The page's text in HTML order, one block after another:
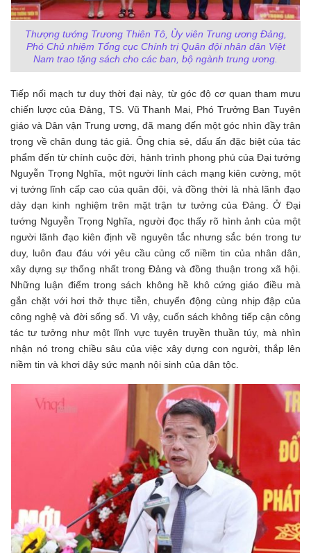
Thượng tướng Trương Thiên Tô, Ủy viên Trung ương Đảng,
Phó Chủ nhiệm Tổng cục Chính trị Quân đội nhân dân Việt
Nam trao tặng sách cho các ban, bộ ngành trung ương.
Tiếp nối mạch tư duy thời đại này, từ góc độ cơ quan tham mưu
chiến lược của Đảng, TS. Vũ Thanh Mai, Phó Trưởng Ban Tuyên
giáo và Dân vận Trung ương, đã mang đến một góc nhìn đầy trân
trọng về chân dung tác giả. Ông chia sẻ, dấu ấn đặc biệt của tác
phẩm đến từ chính cuộc đời, hành trình phong phú của Đại tướng
Nguyễn Trọng Nghĩa, một người lính cách mạng kiên cường, một
vị tướng lĩnh cấp cao của quân đội, và đồng thời là nhà lãnh đạo
dày dạn kinh nghiệm trên mặt trận tư tưởng của Đảng. Ở Đại
tướng Nguyễn Trọng Nghĩa, người đọc thấy rõ hình ảnh của một
người lãnh đạo kiên định về nguyên tắc nhưng sắc bén trong tư
duy, luôn đau đáu với yêu cầu củng cố niềm tin của nhân dân,
xây dựng sự thống nhất trong Đảng và đồng thuận trong xã hội.
Những luận điểm trong sách không hề khô cứng giáo điều mà
gắn chặt với hơi thở thực tiễn, chuyển động cùng nhịp đập của
công nghệ và đời sống số. Vì vậy, cuốn sách không tiếp cận công
tác tư tưởng như một lĩnh vực tuyên truyền thuần túy, mà nhìn
nhận nó trong chiều sâu của việc xây dựng con người, thắp lên
niềm tin và khơi dậy sức mạnh nội sinh của dân tộc.